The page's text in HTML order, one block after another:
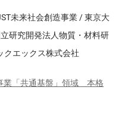
未来社会創造事業 / 東京大
研究開発法人物質・材料研
クエックス株式会社
業「共通基盤」領域 本格